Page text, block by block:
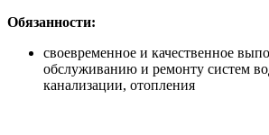
Обязанности:
своевременное и качественное
обслуживанию и ремонту систем
канализации, отопления